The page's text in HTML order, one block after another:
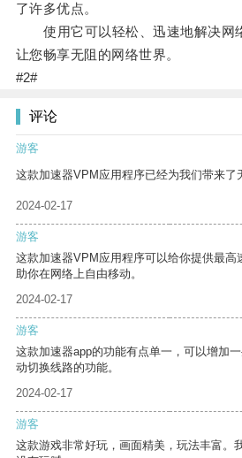
了许多优点。
使用它可以轻松、迅速地解决网
让您畅享无阻的网络世界。
#2#
评论
游客
这款加速器VPM应用程序已经为我们带来了
2024-02-17
游客
这款加速器VPM应用程序可以给你提供最高
助你在网络上自由移动。
2024-02-17
游客
这款加速器app的功能有点单一，可以增加
动切换线路的功能。
2024-02-17
游客
这款游戏非常好玩，画面精美，玩法丰富。